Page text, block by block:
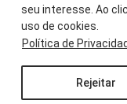
seu interesse. Ao
uso de cookies.
Política de
Rejeitar